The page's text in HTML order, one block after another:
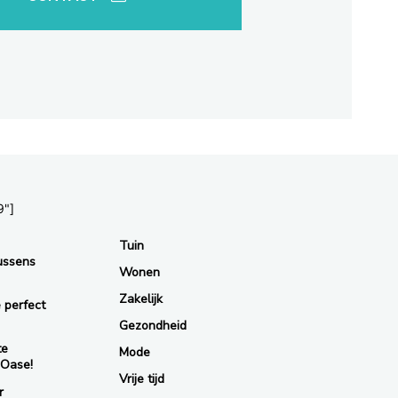
perfect
Tuin
Wonen
Zakelijk
Gezondheid
Mode
Vrije tijd